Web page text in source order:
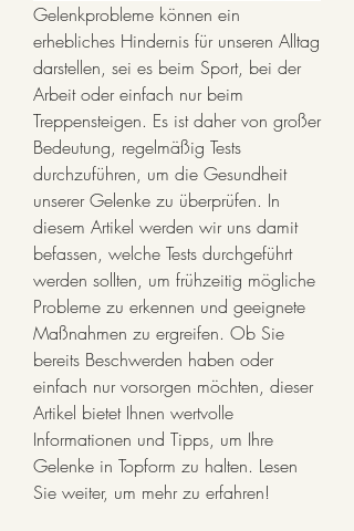
Gelenkprobleme können ein
erhebliches Hindernis für unseren Alltag
darstellen, sei es beim Sport, bei der
Arbeit oder einfach nur beim
Treppensteigen. Es ist daher von großer
Bedeutung, regelmäßig Tests
durchzuführen, um die Gesundheit
unserer Gelenke zu überprüfen. In
diesem Artikel werden wir uns damit
befassen, welche Tests durchgeführt
werden sollten, um frühzeitig mögliche
Probleme zu erkennen und geeignete
Maßnahmen zu ergreifen. Ob Sie
bereits Beschwerden haben oder
einfach nur vorsorgen möchten, dieser
Artikel bietet Ihnen wertvolle
Informationen und Tipps, um Ihre
Gelenke in Topform zu halten. Lesen
Sie weiter, um mehr zu erfahren!